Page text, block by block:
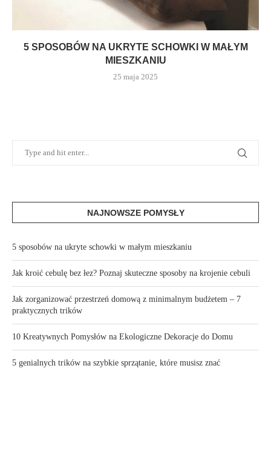
5 SPOSOBÓW NA UKRYTE SCHOWKI W MAŁYM
MIESZKANIU
25 maja 2025
NAJNOWSZE POMYSŁY
5 sposobów na ukryte schowki w małym mieszkaniu
Jak kroić cebulę bez łez? Poznaj skuteczne sposoby na krojenie cebuli
Jak zorganizować przestrzeń domową z minimalnym budżetem – 7
praktycznych trików
10 Kreatywnych Pomysłów na Ekologiczne Dekoracje do Domu
5 genialnych trików na szybkie sprzątanie, które musisz znać